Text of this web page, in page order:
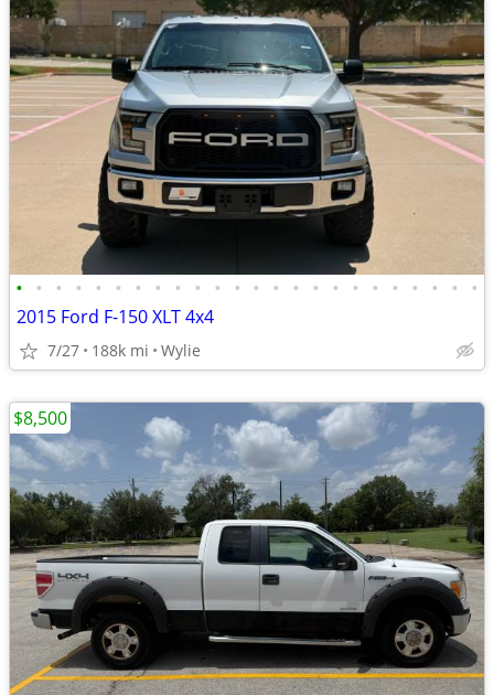
• • • • • • • • • • • • • • • • • • • • • • • •
2015 Ford F-150 XLT 4x4
7/27 188k mi Wylie
$8,500